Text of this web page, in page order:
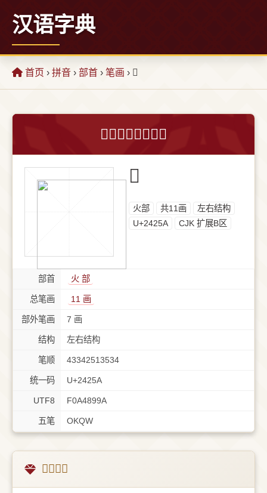
汉语字典
首页 › 拼音 › 部首 › 笔画 › 𤉚
𤉚字的意思和解释
𤉚
⽕部 共11画
左右结构
U+2425A
CJK 扩展B区
部首 ⽕ 部
总笔画 11 画
部外笔画 7 画
结构 左右结构
笔顺 43342513534
统一码 U+2425A
UTF8 F0A4899A
五笔 OKQW
𤉚字概述